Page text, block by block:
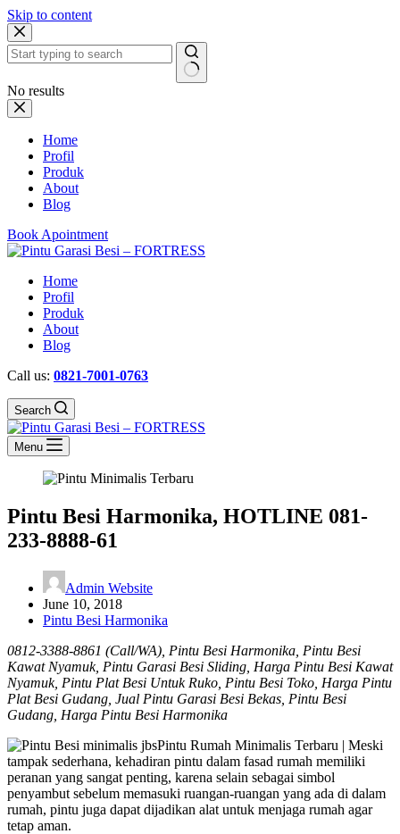
Skip to content
No results
Home
Profil
Produk
About
Blog
Book Apointment
Home
Profil
Produk
About
Blog
Call us: 0821-7001-0763
Search
Menu
Pintu Besi Harmonika, HOTLINE 081-
233-8888-61
Admin Website
June 10, 2018
Pintu Besi Harmonika
0812-3388-8861 (Call/WA), Pintu Besi Harmonika, Pintu Besi
Kawat Nyamuk, Pintu Garasi Besi Sliding, Harga Pintu Besi Kawat
Nyamuk, Pintu Plat Besi Untuk Ruko, Pintu Besi Toko, Harga Pintu
Plat Besi Gudang, Jual Pintu Garasi Besi Bekas, Pintu Besi
Gudang, Harga Pintu Besi Harmonika
Pintu Rumah Minimalis Terbaru | Meski
tampak sederhana, kehadiran pintu dalam fasad rumah memiliki
peranan yang sangat penting, karena selain sebagai simbol
penyambut sebelum memasuki ruangan-ruangan yang ada di dalam
rumah, pintu juga dapat dijadikan alat untuk menjaga rumah agar
tetap aman.